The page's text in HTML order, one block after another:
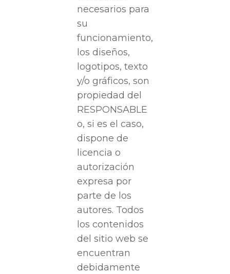
necesarios para
su
funcionamiento,
los diseños,
logotipos, texto
y/o gráficos, son
propiedad del
RESPONSABLE
o, si es el caso,
dispone de
licencia o
autorización
expresa por
parte de los
autores. Todos
los contenidos
del sitio web se
encuentran
debidamente